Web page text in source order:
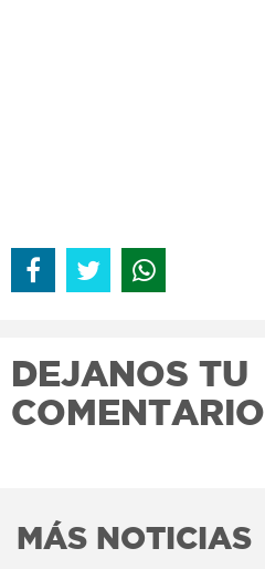
DEJANOS TU
COMENTARIO
MÁS NOTICIAS